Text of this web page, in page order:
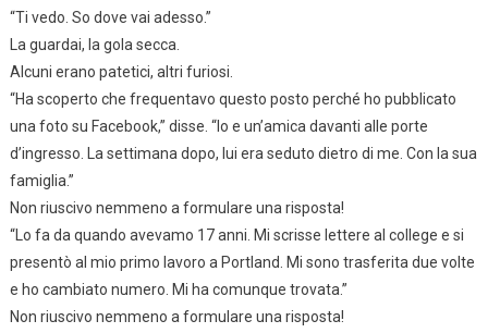
“Ti vedo. So dove vai adesso.”
La guardai, la gola secca.
Alcuni erano patetici, altri furiosi.
“Ha scoperto che frequentavo questo posto perché ho pubblicato
una foto su Facebook,” disse. “Io e un’amica davanti alle porte
d’ingresso. La settimana dopo, lui era seduto dietro di me. Con la sua
famiglia.”
Non riuscivo nemmeno a formulare una risposta!
“Lo fa da quando avevamo 17 anni. Mi scrisse lettere al college e si
presentò al mio primo lavoro a Portland. Mi sono trasferita due volte
e ho cambiato numero. Mi ha comunque trovata.”
Non riuscivo nemmeno a formulare una risposta!